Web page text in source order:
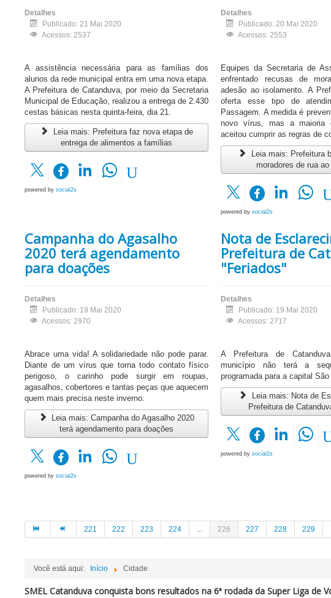
Detalhes
Publicado: 21 Mai 2020
Acessos: 2537
A assistência necessária para as famílias dos
alunos da rede municipal entra em uma nova etapa.
A Prefeitura de Catanduva, por meio da Secretaria
Municipal de Educação, realizou a entrega de 2.430
cestas básicas nesta quinta-feira, dia 21.
Leia mais: Prefeitura faz nova etapa de
entrega de alimentos a famílias
powered by social2s
Detalhes
Publicado: 20 Mai 2020
Acessos: 2553
Equipes da Secretaria de
enfrentado recusas de
adesão ao isolamento. A
oferta esse tipo de
Passagem. A medida é
novo vírus, mas a maioria
aceitou cumprir as regras de
Leia mais: Prefeitura
moradores de rua
powered bysocial2s
Campanha do Agasalho
2020 terá agendamento
para doações
Detalhes
Publicado: 19 Mai 2020
Acessos: 2970
Abrace uma vida! A solidariedade não pode parar.
Diante de um vírus que torna todo contato físico
perigoso, o carinho pode surgir em roupas,
agasalhos, cobertores e tantas peças que aquecem
quem mais precisa neste inverno.
Leia mais: Campanha do Agasalho 2020
terá agendamento para doações
powered by social2s
Nota de
Prefeitura de
"Feriados"
Detalhes
Publicado: 19 Mai 2020
Acessos: 2717
A Prefeitura de
município não terá a
programada para a capital São
Leia mais: Nota de
Prefeitura de
powered bysocial2s
221 222 223 224 ... 226 227 228 229
Você está aqui: Início Cidade
SMEL Catanduva conquista bons resultados na 6ª rodada da Super Liga de